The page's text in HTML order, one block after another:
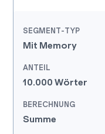
Mit Memory
10.000 Wörter
Summe